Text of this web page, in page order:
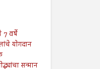
7 वर्षे
योगदान
सन्मान